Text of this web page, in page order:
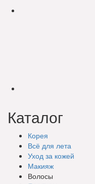
Каталог
Корея
Всё для лета
Уход за кожей
Макияж
Волосы